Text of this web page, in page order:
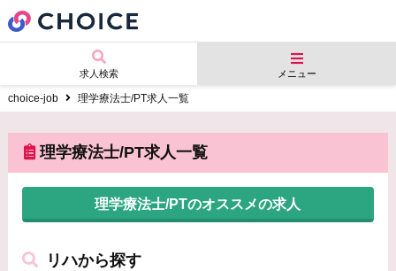
求人検索 メニュー
choice-job 理学療法士/PT求人一覧
理学療法士/PT求人一覧
理学療法士/PTのオススメの求人
リハから探す